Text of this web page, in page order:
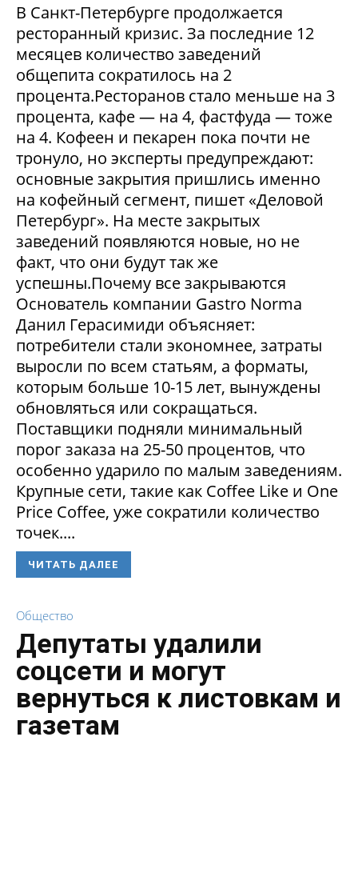
В Санкт-Петербурге продолжается
ресторанный кризис. За последние 12
месяцев количество заведений
общепита сократилось на 2
процента.Ресторанов стало меньше на 3
процента, кафе — на 4, фастфуда — тоже
на 4. Кофеен и пекарен пока почти не
тронуло, но эксперты предупреждают:
основные закрытия пришлись именно
на кофейный сегмент, пишет «Деловой
Петербург». На месте закрытых
заведений появляются новые, но не
факт, что они будут так же
успешны.Почему все закрываются
Основатель компании Gastro Norma
Данил Герасимиди объясняет:
потребители стали экономнее, затраты
выросли по всем статьям, а форматы,
которым больше 10-15 лет, вынуждены
обновляться или сокращаться.
Поставщики подняли минимальный
порог заказа на 25-50 процентов, что
особенно ударило по малым заведениям.
Крупные сети, такие как Coffee Like и One
Price Coffee, уже сократили количество
точек....
ЧИТАТЬ ДАЛЕЕ
Общество
Депутаты удалили
соцсети и могут
вернуться к листовкам и
газетам